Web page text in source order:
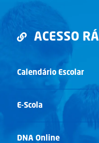
ACESSO
Calendário Escolar
E-Scola
DNA Online